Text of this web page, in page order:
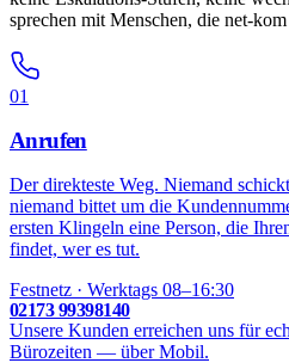
sprechen mit Menschen, die net-
01
Anrufen
Der direkteste Weg. Niemand
niemand bittet um die
ersten Klingeln eine Person, die
findet, wer es tut.
Festnetz · Werktags 08–16:30
02173 99398140
Unsere Kunden erreichen uns für
Bürozeiten — über Mobil.